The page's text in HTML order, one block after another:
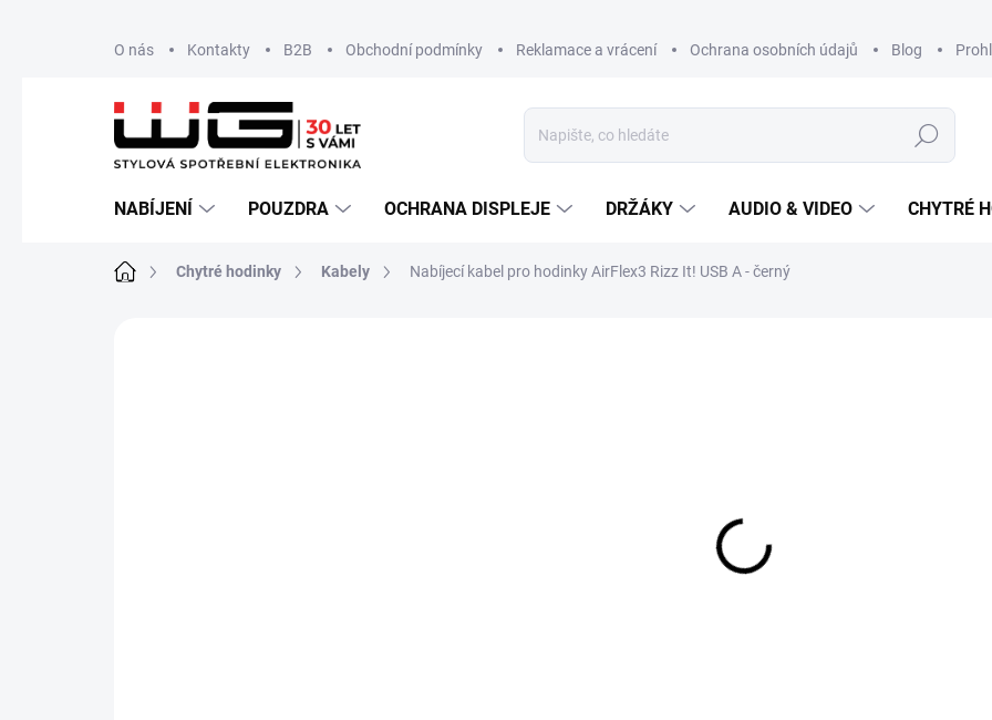
O nás Kontakty B2B Obchodní podmínky Reklamace a vrácení Ochrana osobních údajů Blog
Hledat
NABÍJENÍ POUZDRA OCHRANA DISPLEJE DRŽÁKY AUDIO & VIDEO CHYTRÉ
Domů Chytré hodinky Kabely Nabíjecí kabel pro hodinky AirFlex3 Rizz It! USB A - černý
MOŽNOSTI DORUČENÍ